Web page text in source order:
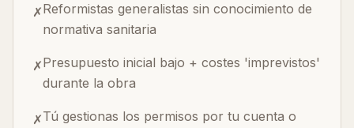
✗Reformistas generalistas sin conocimiento de
normativa sanitaria
✗Presupuesto inicial bajo + costes 'imprevistos'
durante la obra
✗Tú gestionas los permisos por tu cuenta o